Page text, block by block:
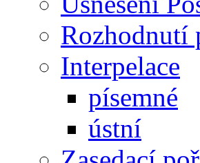
Rozhodnutí
Interpelace
písemné
ústní